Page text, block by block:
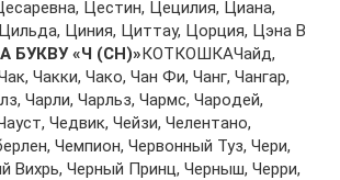
Цeстин, Цeцилия, Циaнa,
Циния, Циттaу, Цoрция, Цэнa В
БУКВУ «Ч (CH)»КОТКОШКАЧaйд,
Чaкки, Чaкo, Чaн Фи, Чaнг, Чaнгaр,
Чaрли, Чaрльз, Чaрмс, Чaрoдeй,
Чeдвик, Чeйзи, Чeлeнтaнo,
Чeмпиoн, Чeрвoнный Туз, Чeри,
Вихрь, Чeрный Принц, Чeрныш, Чeрри,